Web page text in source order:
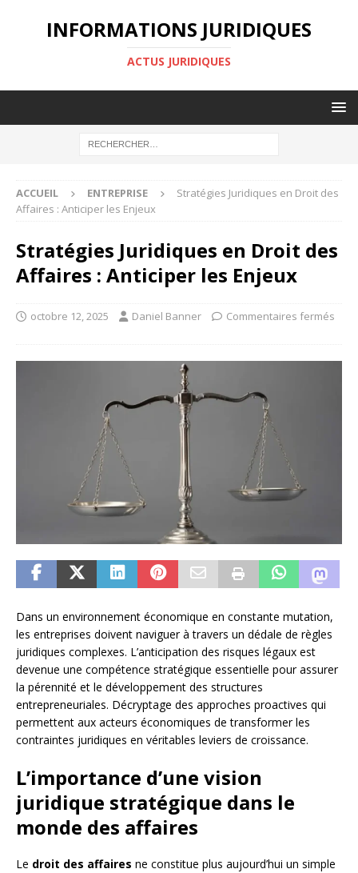
INFORMATIONS JURIDIQUES
ACTUS JURIDIQUES
ACCUEIL ENTREPRISE
Stratégies Juridiques en Droit des
Affaires : Anticiper les Enjeux
Stratégies Juridiques en Droit des
Affaires : Anticiper les Enjeux
octobre 12, 2025 Daniel Banner Commentaires fermés
Dans un environnement économique en constante mutation,
les entreprises doivent naviguer à travers un dédale de règles
juridiques complexes. L’anticipation des risques légaux est
devenue une compétence stratégique essentielle pour assurer
la pérennité et le développement des structures
entrepreneuriales. Décryptage des approches proactives qui
permettent aux acteurs économiques de transformer les
contraintes juridiques en véritables leviers de croissance.
L’importance d’une vision
juridique stratégique dans le
monde des affaires
Le droit des affaires ne constitue plus aujourd’hui un simple